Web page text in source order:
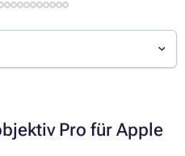
Pro für Apple